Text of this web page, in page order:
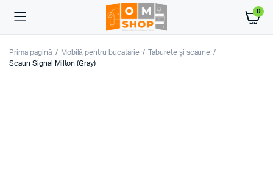
0
Prima pagină Mobilă pentru bucatarie
Taburete și scaune
Scaun Signal Milton (Gray)